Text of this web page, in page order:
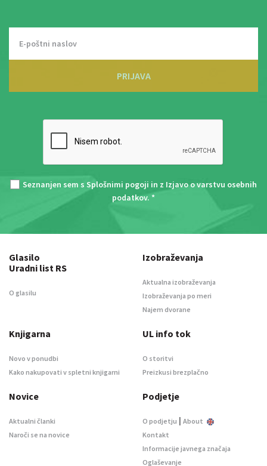
PRIJAVA
Seznanjen sem s Splošnimi pogoji in z Izjavo o varstvu osebnih
podatkov. *
Glasilo
Uradni list RS
O glasilu
Izobraževanja
Aktualna izobraževanja
Izobraževanja po meri
Najem dvorane
Knjigarna
Novo v ponudbi
Kako nakupovati v spletni knjigarni
UL info tok
O storitvi
Preizkusi brezplačno
Novice
Aktualni članki
Naroči se na novice
Podjetje
O podjetju | About
Kontakt
Informacije javnega značaja
Oglaševanje